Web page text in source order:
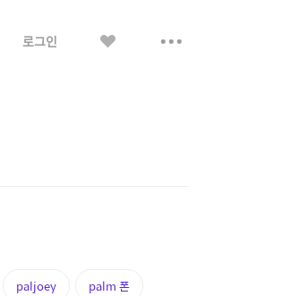
로그인 보
paljoey palm 폰